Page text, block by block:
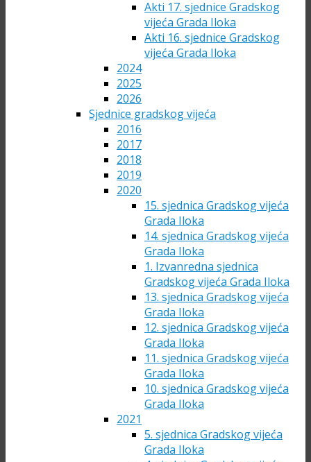
Akti 17. sjednice Gradskog
vijeća Grada Iloka
Akti 16. sjednice Gradskog
vijeća Grada Iloka
2024
2025
2026
Sjednice gradskog vijeća
2016
2017
2018
2019
2020
15. sjednica Gradskog vijeća
Grada Iloka
14. sjednica Gradskog vijeća
Grada Iloka
1. Izvanredna sjednica
Gradskog vijeća Grada Iloka
13. sjednica Gradskog vijeća
Grada Iloka
12. sjednica Gradskog vijeća
Grada Iloka
11. sjednica Gradskog vijeća
Grada Iloka
10. sjednica Gradskog vijeća
Grada Iloka
2021
5. sjednica Gradskog vijeća
Grada Iloka